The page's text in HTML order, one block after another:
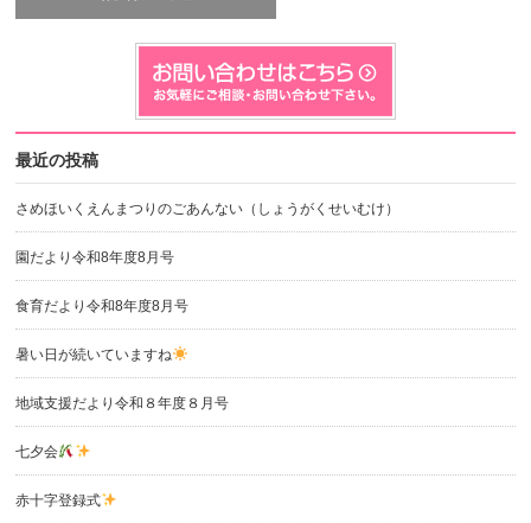
最近の投稿
さめほいくえんまつりのごあんない（しょうがくせいむけ）
園だより令和8年度8月号
食育だより令和8年度8月号
暑い日が続いていますね
地域支援だより令和８年度８月号
七夕会
赤十字登録式